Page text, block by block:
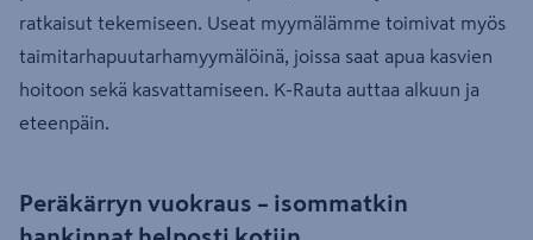
ratkaisut tekemiseen. Useat myymälämme toimivat myös
taimitarhapuutarhamyymälöinä, joissa saat apua kasvien
hoitoon sekä kasvattamiseen. K-Rauta auttaa alkuun ja
eteenpäin.
Peräkärryn vuokraus – isommatkin